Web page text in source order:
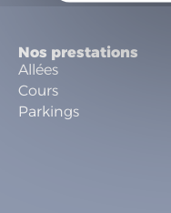
Nos prestations
Allées
Cours
Parkings